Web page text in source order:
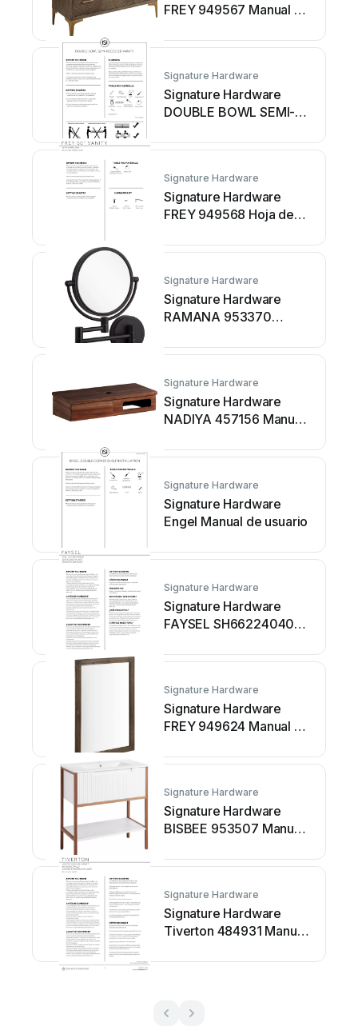
FREY 949567 Manual de
Signature Hardware
Signature Hardware
DOUBLE BOWL SEMI-
Manual de usuario
Signature Hardware
Signature Hardware
FREY 949568 Hoja de
Signature Hardware
Signature Hardware
RAMANA 953370
Signature Hardware
Signature Hardware
NADIYA 457156 Manual
Signature Hardware
Signature Hardware
Engel Manual de usuario
Signature Hardware
Signature Hardware
FAYSEL SH66224040
Signature Hardware
Signature Hardware
FREY 949624 Manual de
Signature Hardware
Signature Hardware
BISBEE 953507 Manual
Signature Hardware
Signature Hardware
Tiverton 484931 Manual